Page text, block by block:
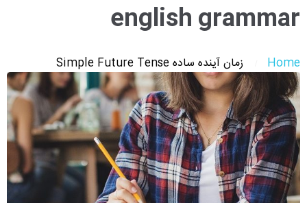
english grammar
Home زمان آینده ساده Simple Future Tense